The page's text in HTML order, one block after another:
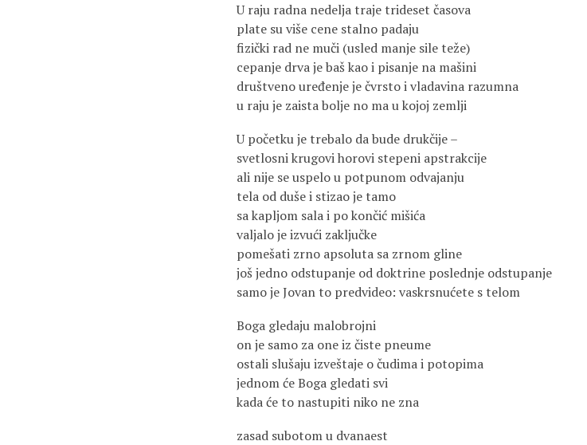
U raju radna nedelja traje trideset časova
plate su više cene stalno padaju
fizički rad ne muči (usled manje sile teže)
cepanje drva je baš kao i pisanje na mašini
društveno uređenje je čvrsto i vladavina razumna
u raju je zaista bolje no ma u kojoj zemlji
U početku je trebalo da bude drukčije –
svetlosni krugovi horovi stepeni apstrakcije
ali nije se uspelo u potpunom odvajanju
tela od duše i stizao je tamo
sa kapljom sala i po končić mišića
valjalo je izvući zaključke
pomešati zrno apsoluta sa zrnom gline
još jedno odstupanje od doktrine poslednje odstupanje
samo je Jovan to predvideo: vaskrsnućete s telom
Boga gledaju malobrojni
on je samo za one iz čiste pneume
ostali slušaju izveštaje o čudima i potopima
jednom će Boga gledati svi
kada će to nastupiti niko ne zna
zasad subotom u dvanaest